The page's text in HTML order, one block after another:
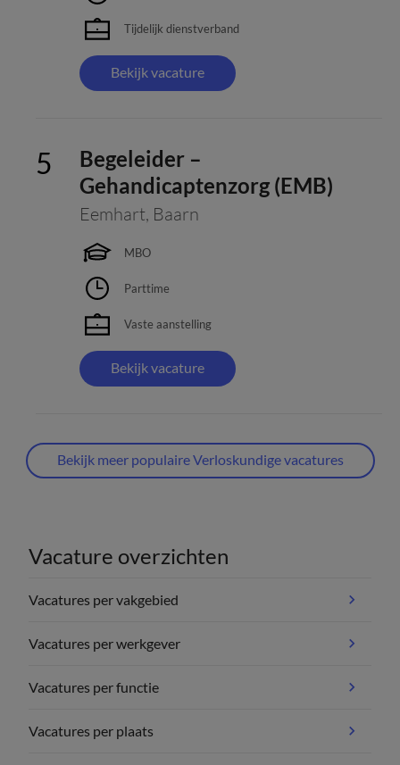
Tijdelijk dienstverband
Bekijk vacature
Begeleider –
Gehandicaptenzorg (EMB)
Eemhart, Baarn
MBO
Parttime
Vaste aanstelling
Bekijk vacature
Bekijk meer populaire Verloskundige vacatures
Vacature overzichten
Vacatures per vakgebied
Vacatures per werkgever
Vacatures per functie
Vacatures per plaats